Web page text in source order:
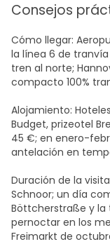
Consejos
Cómo llegar:
la línea 6 de tranvía
tren al norte;
compacto 100%
Alojamiento:
Budget, prizeotel
45 €; en enero-
antelación en
Duración de la
Schnoor; un día
Böttcherstraße y la
pernoctar en los
Freimarkt de